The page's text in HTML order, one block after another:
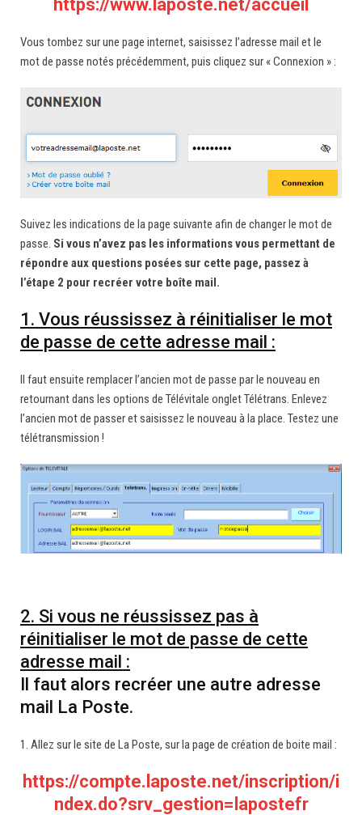
https://www.laposte.net/accueil
Vous tombez sur une page internet, saisissez l’adresse mail et le
mot de passe notés précédemment, puis cliquez sur « Connexion » :
Suivez les indications de la page suivante afin de changer le mot de
passe. Si vous n’avez pas les informations vous permettant de
répondre aux questions posées sur cette page, passez à
l’étape 2 pour recréer votre boîte mail.
1. Vous réussissez à réinitialiser le mot
de passe de cette adresse mail :
Il faut ensuite remplacer l’ancien mot de passe par le nouveau en
retournant dans les options de Télévitale onglet Télétrans. Enlevez
l’ancien mot de passer et saisissez le nouveau à la place. Testez une
télétransmission !
2. Si vous ne réussissez pas à
réinitialiser le mot de passe de cette
adresse mail :
Il faut alors recréer une autre adresse
mail La Poste.
1. Allez sur le site de La Poste, sur la page de création de boite mail :
https://compte.laposte.net/inscription/i
ndex.do?srv_gestion=lapostefr